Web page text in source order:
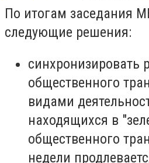
По итогам заседания
следующие решения:
синхронизировать
общественного
видами
находящихся в
общественного
недели